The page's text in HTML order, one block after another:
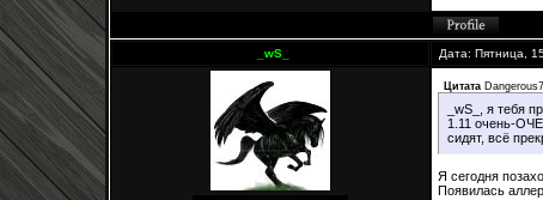
_wS_ Дата: Пятница,
Цитата
_wS_, я тебя
1.11 очень-
сидят, всё
Я сегодня
Появилась